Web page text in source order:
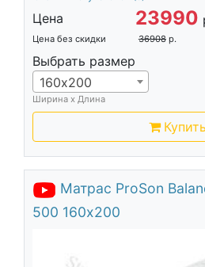
Цена 23990
Цена без скидки 36908 р.
Выбрать размер
160х200
Ширина х Длина
Купить
Матрас ProSon
500 160х200